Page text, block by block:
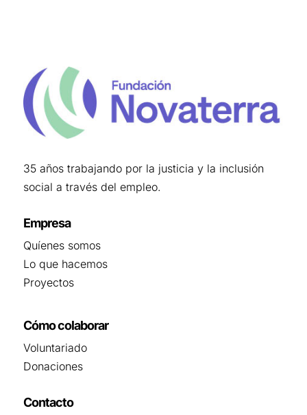
35 años trabajando por la justicia y la inclusión
social a través del empleo.
Empresa
Quíenes somos
Lo que hacemos
Proyectos
Cómo colaborar
Voluntariado
Donaciones
Contacto